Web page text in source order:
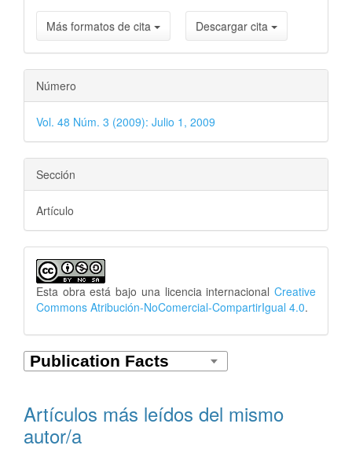
Más formatos de cita Descargar cita
Número
Vol. 48 Núm. 3 (2009): Julio 1, 2009
Sección
Artículo
Esta obra está bajo una licencia internacional Creative
Commons Atribución-NoComercial-CompartirIgual 4.0.
Artículos más leídos del mismo
autor/a